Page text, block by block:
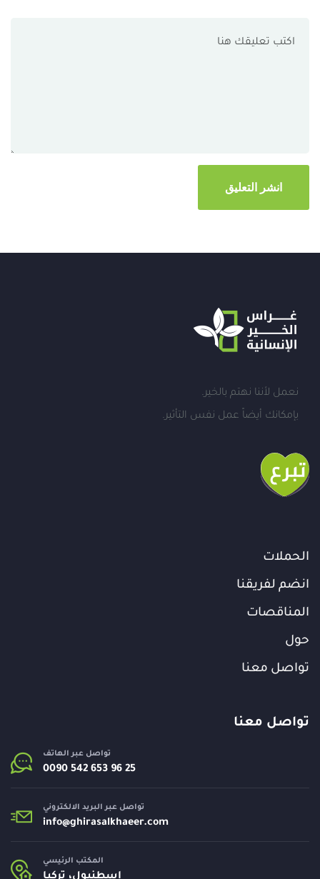
نعمل لأننا نهتم بالخير.
بإمكانك أيضاً عمل نفس التأثير.
الحملات
انضم لفريقنا
المناقصات
حول
تواصل معنا
تواصل معنا
تواصل عبر الهاتف
تواصل عبر البريد الالكتروني
info@ghirasalkhaeer.com
المكتب الرئيسي